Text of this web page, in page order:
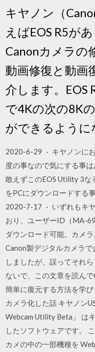
キヤノン（
えばEOS R5が
Canonカメラの
動画修復と動画
介します。EOS
で4Kの次の8K
ができるように
2020-6-29 · キヤノンに
度の事なので気にする事
敢えずこのEOS Utility 3な
をPCにダウンロードする
2020-7-17 · いずれもキ
おり、ユーザーID（MA-
ダウンロード可能。カメ
Canon製デジタルカメラ
しましたが、誤ってそれ
ないで、この文章を読ん
簡単に復元する方法を学
カメラ化した話 キヤノン
Webcam Utility Beta」 は
したソフトウェアです。
カメの中の一部機種を